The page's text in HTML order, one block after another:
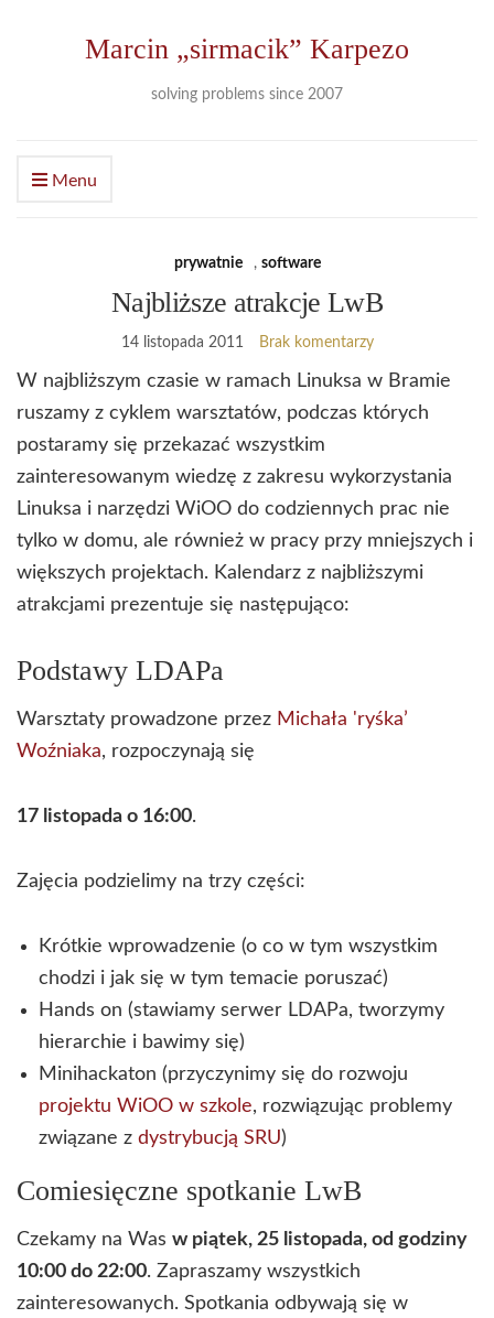
Marcin „sirmacik” Karpezo
solving problems since 2007
Menu
prywatnie , software
Najbliższe atrakcje LwB
14 listopada 2011 Brak komentarzy
W najbliższym czasie w ramach Linuksa w Bramie
ruszamy z cyklem warsztatów, podczas których
postaramy się przekazać wszystkim
zainteresowanym wiedzę z zakresu wykorzystania
Linuksa i narzędzi WiOO do codziennych prac nie
tylko w domu, ale również w pracy przy mniejszych i
większych projektach. Kalendarz z najbliższymi
atrakcjami prezentuje się następująco:
Podstawy LDAPa
Warsztaty prowadzone przez Michała 'ryśka’
Woźniaka, rozpoczynają się
17 listopada o 16:00.
Zajęcia podzielimy na trzy części:
Krótkie wprowadzenie (o co w tym wszystkim
chodzi i jak się w tym temacie poruszać)
Hands on (stawiamy serwer LDAPa, tworzymy
hierarchie i bawimy się)
Minihackaton (przyczynimy się do rozwoju
projektu WiOO w szkole, rozwiązując problemy
związane z dystrybucją SRU)
Comiesięczne spotkanie LwB
Czekamy na Was w piątek, 25 listopada, od godziny
10:00 do 22:00. Zapraszamy wszystkich
zainteresowanych. Spotkania odbywają się w